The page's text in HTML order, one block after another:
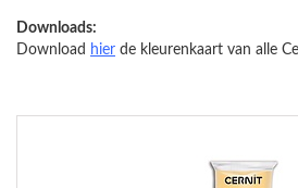
Downloads:
Download hier de kleurenkaart van alle